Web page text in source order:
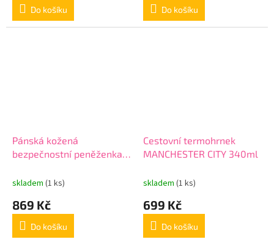
Do košíku Do košíku
Pánská kožená
bezpečnostní peněženka
skladem (1 ks)
869 Kč
Do košíku
Cestovní termohrnek
MANCHESTER CITY 340ml
skladem (1 ks)
699 Kč
Do košíku